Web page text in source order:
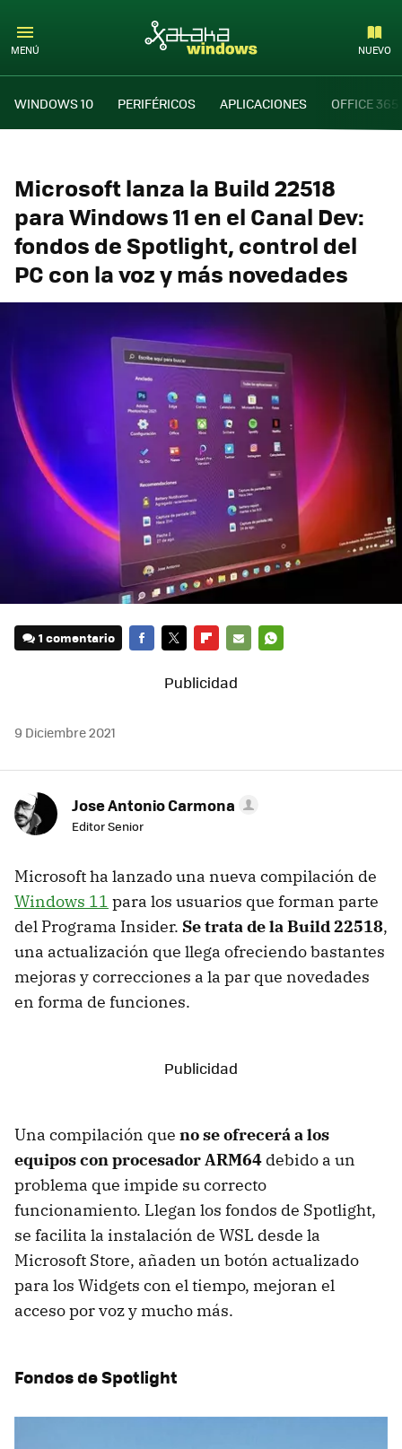
MENÚ NUEVO
WINDOWS 10 PERIFÉRICOS APLICACIONES OFFICE 365
Microsoft lanza la Build 22518
para Windows 11 en el Canal Dev:
fondos de Spotlight, control del
PC con la voz y más novedades
1 comentario
MAIL
9 Diciembre 2021
Jose Antonio Carmona
Editor Senior
Microsoft ha lanzado una nueva compilación de
Windows 11 para los usuarios que forman parte
del Programa Insider. Se trata de la Build 22518,
una actualización que llega ofreciendo bastantes
mejoras y correcciones a la par que novedades
en forma de funciones.
Una compilación que no se ofrecerá a los
equipos con procesador ARM64 debido a un
problema que impide su correcto
funcionamiento. Llegan los fondos de Spotlight,
se facilita la instalación de WSL desde la
Microsoft Store, añaden un botón actualizado
para los Widgets con el tiempo, mejoran el
acceso por voz y mucho más.
Fondos de Spotlight